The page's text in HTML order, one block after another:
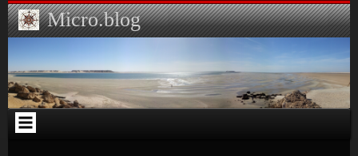
Skip
to
content
Skip
to
CUSTOM_HTML-
Skip
to
ARCHIVES-
Skip
to
SEARCH-
Skip
to
CATEGORIES-
Micro.blog